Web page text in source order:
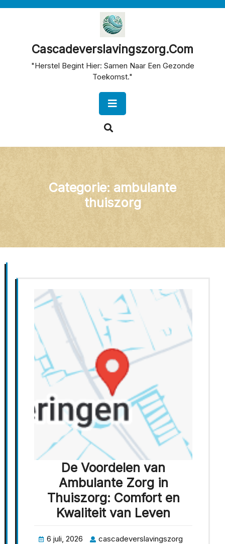
Cascadeverslavingszorg.com
"Herstel Begint Hier: Samen Naar Een Gezonde
Toekomst."
Button
Categorie: ambulante
thuiszorg
De Voordelen van
Ambulante Zorg in
Thuiszorg: Comfort en
Kwaliteit van Leven
6 juli, 2026
cascadeverslavingszorg